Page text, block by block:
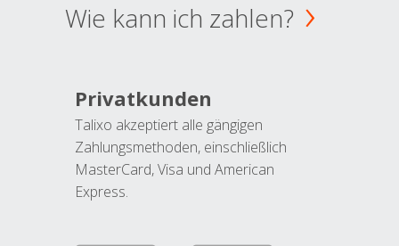
Wie kann ich zahlen?
Privatkunden
Talixo akzeptiert alle gängigen
Zahlungsmethoden, einschließlich
MasterCard, Visa und American
Express.